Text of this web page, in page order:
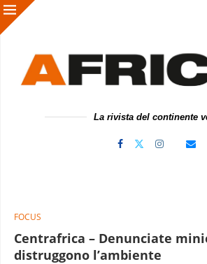
La rivista del continente
FOCUS
Centrafrica – Denunciate
distruggono l’ambiente